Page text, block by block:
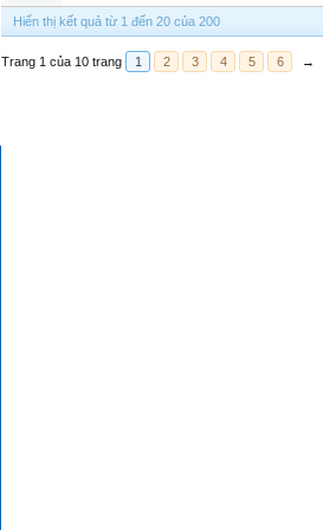
Hiển thị kết quả từ 1 đến 20 của 200
Trang 1 của 10 trang 1 2 3 4 5 6 →